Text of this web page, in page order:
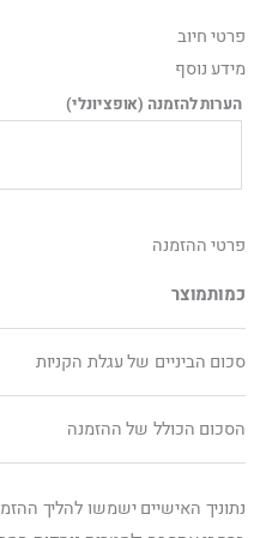
לתוכןפרטי חיוב‫
מידע נוסף
הערות להזמנה (אופציונלי)
פרטי ההזמנה
מוצרכמות
סכום הביניים של עגלת הקניות
הסכום הכולל של ההזמנה
נתוניך האישיים ישמשו להליך